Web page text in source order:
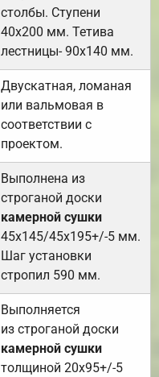
столбы. Ступени
40х200 мм. Тетива
лестницы- 90х140 мм.
Двускатная, ломаная
или вальмовая в
соответствии с
проектом.
Выполнена из
строганой доски
камерной сушки
45х145/45х195+/-5 мм.
Шаг установки
стропил 590 мм.
Выполняется
из строганой доски
камерной сушки
толщиной 20х95+/-5